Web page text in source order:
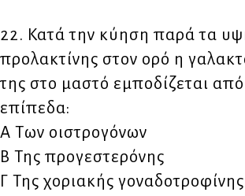
22. Κατά την κύηση παρά τα
προλακτίνης στον ορό η
της στο μαστό εμποδίζεται
επίπεδα:
Α Των οιστρογόνων
Β Της προγεστερόνης
Γ Της χοριακής γοναδοτροφίνης